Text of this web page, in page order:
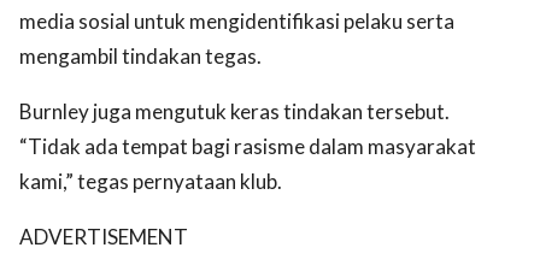
media sosial untuk mengidentifikasi pelaku serta
mengambil tindakan tegas.
Burnley juga mengutuk keras tindakan tersebut.
“Tidak ada tempat bagi rasisme dalam masyarakat
kami,” tegas pernyataan klub.
ADVERTISEMENT